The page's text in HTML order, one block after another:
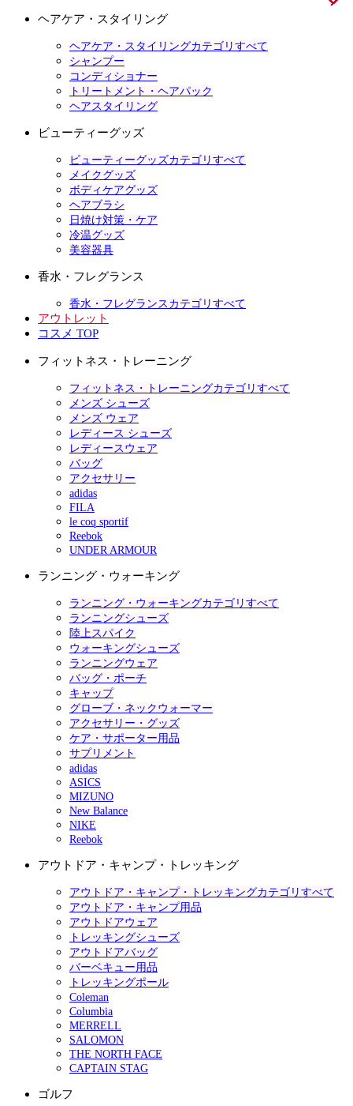
ヘアケア・スタイリング
ヘアケア・スタイリングカテゴリすべて
シャンプー
コンディショナー
トリートメント・ヘアパック
ヘアスタイリング
ビューティーグッズ
ビューティーグッズカテゴリすべて
メイクグッズ
ボディケアグッズ
ヘアブラシ
日焼け対策・ケア
冷温グッズ
美容器具
香水・フレグランス
香水・フレグランスカテゴリすべて
アウトレット
コスメ TOP
フィットネス・トレーニング
フィットネス・トレーニングカテゴリすべて
メンズ シューズ
メンズ ウェア
レディース シューズ
レディースウェア
バッグ
アクセサリー
adidas
FILA
le coq sportif
Reebok
UNDER ARMOUR
ランニング・ウォーキング
ランニング・ウォーキングカテゴリすべて
ランニングシューズ
陸上スパイク
ウォーキングシューズ
ランニングウェア
バッグ・ポーチ
キャップ
グローブ・ネックウォーマー
アクセサリー・グッズ
ケア・サポーター用品
サプリメント
adidas
ASICS
MIZUNO
New Balance
NIKE
Reebok
アウトドア・キャンプ・トレッキング
アウトドア・キャンプ・トレッキングカテゴリすべて
アウトドア・キャンプ用品
アウトドアウェア
トレッキングシューズ
アウトドアバッグ
バーベキュー用品
トレッキングポール
Coleman
Columbia
MERRELL
SALOMON
THE NORTH FACE
CAPTAIN STAG
ゴルフ